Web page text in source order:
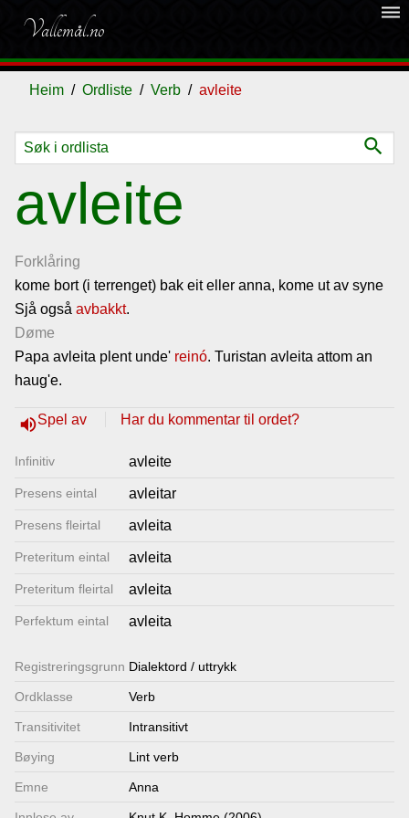
Vallemål.no
dehaze
Heim Ordliste Verb avleite
search
avleite
Forklåring
kome bort (i terrenget) bak eit eller anna, kome ut av syne
Sjå også avbakkt.
Døme
Papa avleita plent unde' reinó. Turistan avleita attom an
haug'e.
volume_upSpel av Har du kommentar til ordet?
Infinitiv avleite
Presens eintal avleitar
Presens fleirtal avleita
Preteritum eintal avleita
Preteritum fleirtal avleita
Perfektum eintal avleita
Registrerings­grunn Dialektord / uttrykk
Ordklasse Verb
Transitivitet Intransitivt
Bøying Lint verb
Emne Anna
Ordliste
Om
vallemålet
Gjestebok
Nyhende
Lenkjer
Kontakt
oss